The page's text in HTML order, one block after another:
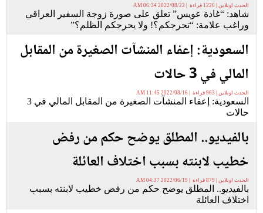
الحدث اونلاين | 1226 قراءة | 2022/08/22 06:34 AM
شاهد: “غادة عويس” تعلق على صورة زوجة السفير العراقي
وراغب علامة: “تحرجكم؟! ولا يحرجكم الظلم؟”
السعودية: إعفاء المنشآت الصغيرة من المقابل
المالي في 3 حالات
الحدث اونلاين | 963 قراءة | 2022/08/16 11:45 AM
السعودية: إعفاء المنشآت الصغيرة من المقابل المالي في 3
حالات
بالفيديو.. المطلق يوضح حكم من رفض
خطيب لابنته بسبب اختلاف العائلة
الحدث اونلاين | 879 قراءة | 2022/06/19 04:37 AM
بالفيديو.. المطلق يوضح حكم من رفض خطيب لابنته بسبب
اختلاف العائلة